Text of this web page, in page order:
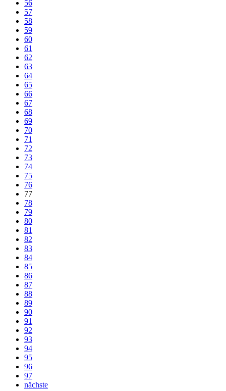
56
57
58
59
60
61
62
63
64
65
66
67
68
69
70
71
72
73
74
75
76
77
78
79
80
81
82
83
84
85
86
87
88
89
90
91
92
93
94
95
96
97
nächste